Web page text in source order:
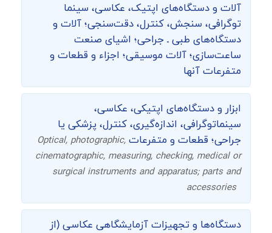
آلات و دستگاه‌های اپتیک، عکاسی، سینما
توگرافی،‌ سنجش، کنترل، دقت‌سنجی؛ آلات و
دستگاه‌های طبی ـ جراحی؛ اشیای صنعت
ساعت‌سازی؛ آلات موسیقی؛ اجزاء و قطعات و
متفرعات آنها
ابزار و دستگاه‌های اپتیکی، عکاسی،
سینماتوگرافی، اندازه‌گیری، کنترل، پزشکی یا
جراحی؛ قطعات و متفرعات Optical, photographic,
cinematographic, measuring, checking, medical or
surgical instruments and apparatus; parts and
accessories
دستگاه‌ها و تجهیزات آزمایشگاهی عکاسی (از